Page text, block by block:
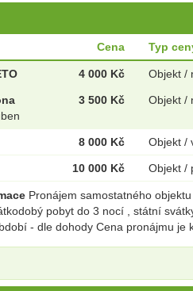
Cena Typ
4 000 Kč Objekt /
3 500 Kč Objekt /
8 000 Kč Objekt /
10 000 Kč Objekt /
Pronájem samostatného
pobyt do 3 nocí , státní
- dle dohody Cena pronájmu